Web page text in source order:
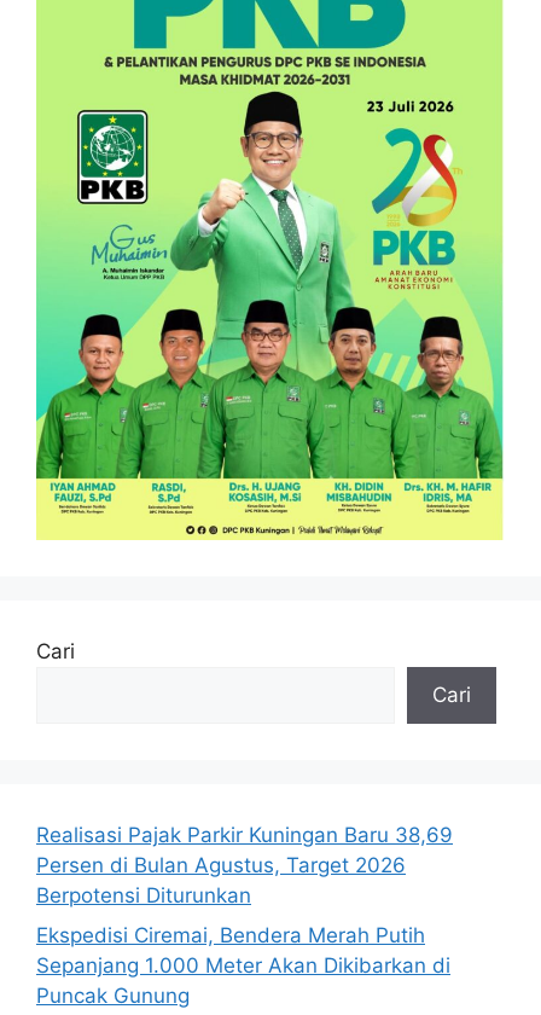
Cari
Cari
Realisasi Pajak Parkir Kuningan Baru 38,69
Persen di Bulan Agustus, Target 2026
Berpotensi Diturunkan
Ekspedisi Ciremai, Bendera Merah Putih
Sepanjang 1.000 Meter Akan Dikibarkan di
Puncak Gunung